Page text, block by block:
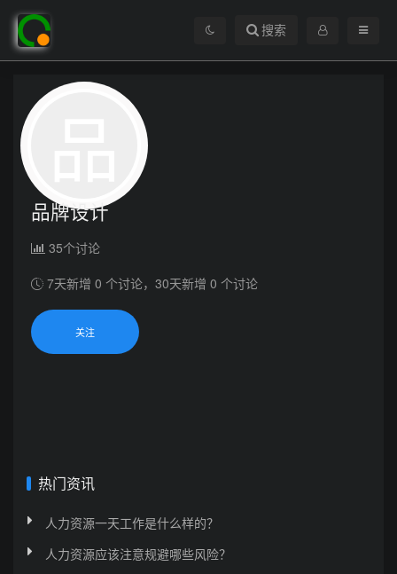
搜索
品牌设计
35个讨论
7天新增 0 个讨论，30天新增 0 个讨论
关注
热门资讯
人力资源一天工作是什么样的？
人力资源应该注意规避哪些风险？